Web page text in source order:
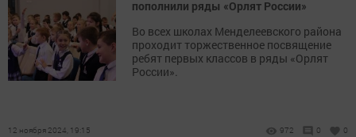
пополнили ряды «Орлят России»
Во всех школах Менделеевского района
проходит торжественное посвящение
ребят первых классов в ряды «Орлят
России».
12 ноября 2024, 19:15 972 0 0